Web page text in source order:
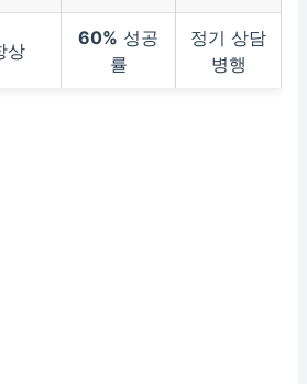
상
60% 성공
률
정기 상담
병행